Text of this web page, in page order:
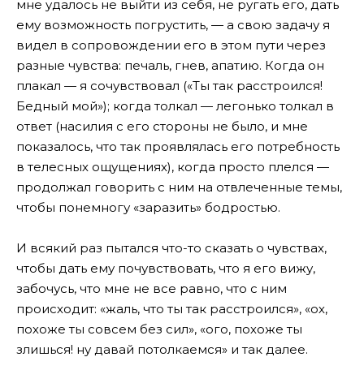
мне удалось не выйти из себя, не ругать его, дать
ему возможность погрустить, — а свою задачу я
видел в сопровождении его в этом пути через
разные чувства: печаль, гнев, апатию. Когда он
плакал — я сочувствовал («Ты так расстроился!
Бедный мой»); когда толкал — легонько толкал в
ответ (насилия с его стороны не было, и мне
показалось, что так проявлялась его потребность
в телесных ощущениях), когда просто плелся —
продолжал говорить с ним на отвлеченные темы,
чтобы понемногу «заразить» бодростью.
И всякий раз пытался что-то сказать о чувствах,
чтобы дать ему почувствовать, что я его вижу,
забочусь, что мне не все равно, что с ним
происходит: «жаль, что ты так расстроился», «ох,
похоже ты совсем без сил», «ого, похоже ты
злишься! ну давай потолкаемся» и так далее.